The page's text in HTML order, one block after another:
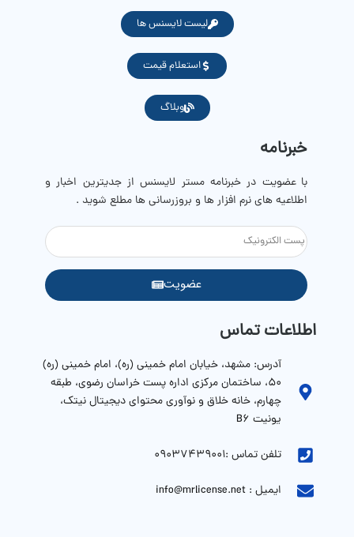
لیست لایسنس ها
استعلام قیمت
وبلاگ
خبرنامه
با عضویت در خبرنامه مستر لایسنس از جدیترین اخبار و
اطلاعیه های نرم افزار ها و بروزرسانی ها مطلع شوید .
عضویت
اطلاعات تماس
آدرس: مشهد، خیابان امام خمینی (ره)، امام خمینی (ره)
۵۰، ساختمان مرکزی اداره پست خراسان رضوی، طبقه
چهارم، خانه خلاق و نوآوری محتوای دیجیتال نیتک،
یونیت B6
تلفن تماس :09037439001
ایمیل : info@mrlicense.net